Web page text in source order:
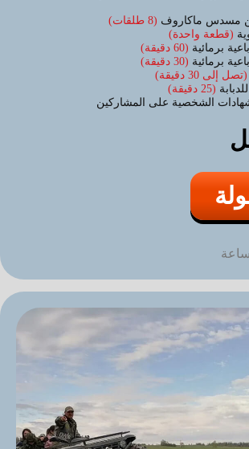
من مسدس ماكاروف (8 طلقات)
(قطعة واحدة)
برمائية (60 دقيقة)
برمائية (30 دقيقة)
(تصل إلى 30 دقيقة)
(25 دقيقة)
الشخصية على المشاركين